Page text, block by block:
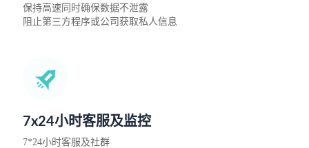
保持高速同时确保数据不泄露
阻止第三方程序或公司获取私人信息
7x24小时客服及监控
7*24小时客服及社群